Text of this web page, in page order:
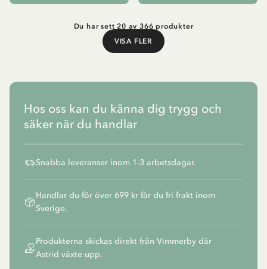
Du har sett 20 av 366 produkter
VISA FLER
Visa fler
Hos oss kan du känna dig trygg och
säker när du handlar
Snabba leveranser inom 1-3 arbetsdagar.
Handlar du för över 699 kr får du fri frakt inom
Sverige.
Produkterna skickas direkt från Vimmerby där
Astrid växte upp.